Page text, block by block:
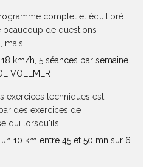
complet et équilibré.
beaucoup de questions
km/h, 5 séances par semaine
VOLLMER
exercices techniques est
des exercices de
qui lorsqu'ils...
10 km entre 45 et 50 mn sur 6